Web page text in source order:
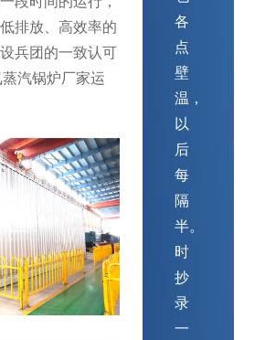
排放、高效率的
兵团的一致认可
汽锅炉厂家运
各
点
壁
温，
以
后
每
隔
半。
时
抄
录
一